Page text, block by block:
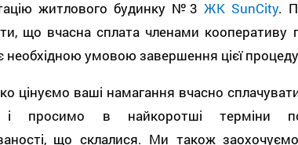
житлового будинку №3 ЖК SunCity.
що вчасна сплата членами кооперативу
необхідною умовою завершення цієї
цінуємо ваші намагання вчасно
і просимо в найкоротші терміни
що склалися. Ми також